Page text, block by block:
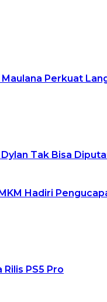
Perkuat
Tak Bisa
Hadiri
PS5 Pro